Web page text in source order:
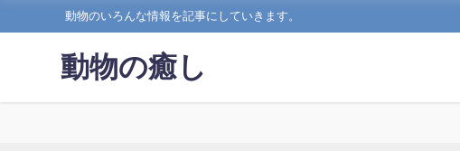
動物のいろんな情報を記事にしていきます。
動物の癒し